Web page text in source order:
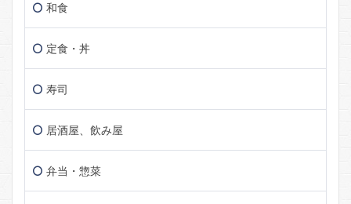
和食
定食・丼
寿司
居酒屋、飲み屋
弁当・惣菜